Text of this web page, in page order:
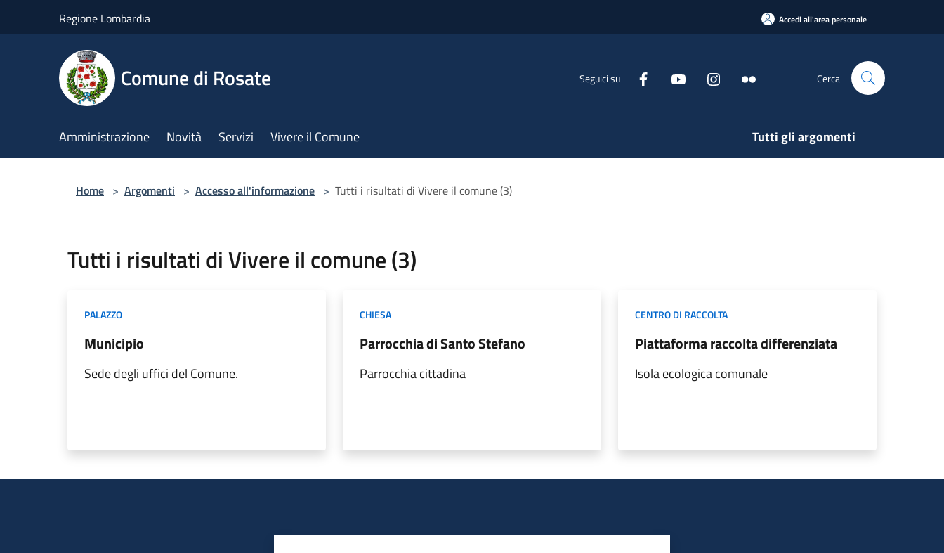
Regione Lombardia Accedi all'area personale
Comune di Rosate Seguici su Cerca
Amministrazione Novità Servizi Vivere il Comune Tutti gli argomenti
Home > Argomenti > Accesso all'informazione > Tutti i risultati di Vivere il comune (3)
Tutti i risultati di Vivere il comune (3)
PALAZZO
Municipio
Sede degli uffici del Comune.
CHIESA
Parrocchia di Santo Stefano
Parrocchia cittadina
CENTRO DI RACCOLTA
Piattaforma raccolta differenziata
Isola ecologica comunale